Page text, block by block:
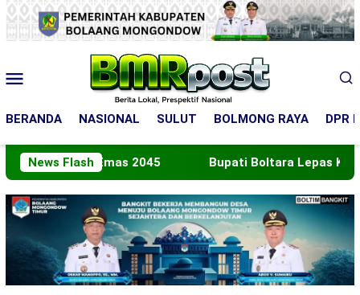
Loncat
ke
konten
Mobile
BERANDA NASIONAL SULUT BOLMONG RAYA DPR
News Flash
2045 Bupati Boltara Lepas Kontingen Jamnas XII